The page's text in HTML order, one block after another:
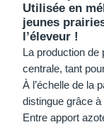
Utilisée en
jeunes
l’éleveur !
La production de
centrale, tant
À l’échelle de la
distingue grâce
Entre apport